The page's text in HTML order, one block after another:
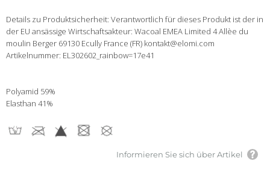
Details zu Produktsicherheit: Verantwortlich für dieses Produkt ist der in
der EU ansässige Wirtschaftsakteur: Wacoal EMEA Limited 4 Allèe du
moulin Berger 69130 Ecully France (FR) kontakt@elomi.com
Artikelnummer: EL302602_rainbow=17e41
Polyamid 59%
Elasthan 41%
Informieren Sie sich über Artikel